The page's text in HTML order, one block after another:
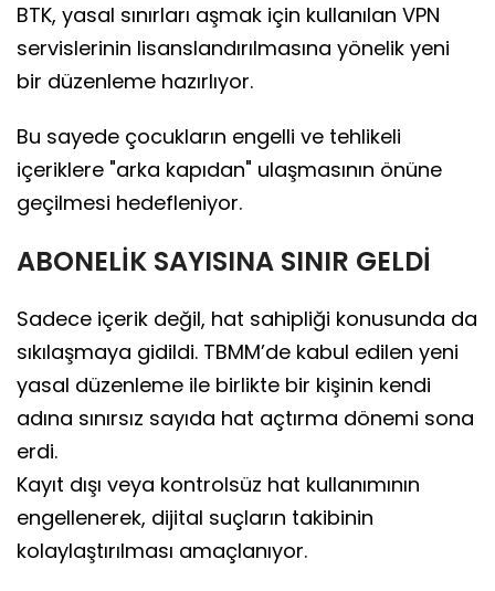
BTK, yasal sınırları aşmak için kullanılan VPN
servislerinin lisanslandırılmasına yönelik yeni
bir düzenleme hazırlıyor.
Bu sayede çocukların engelli ve tehlikeli
içeriklere "arka kapıdan" ulaşmasının önüne
geçilmesi hedefleniyor.
ABONELİK SAYISINA SINIR GELDİ
Sadece içerik değil, hat sahipliği konusunda da
sıkılaşmaya gidildi. TBMM’de kabul edilen yeni
yasal düzenleme ile birlikte bir kişinin kendi
adına sınırsız sayıda hat açtırma dönemi sona
erdi.
Kayıt dışı veya kontrolsüz hat kullanımının
engellenerek, dijital suçların takibinin
kolaylaştırılması amaçlanıyor.